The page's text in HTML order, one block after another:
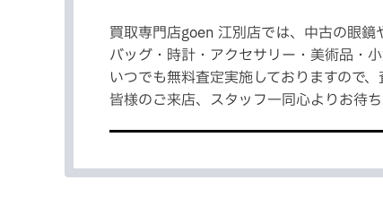
買取専門店goen 江別店では、中古の眼鏡
バッグ・時計・アクセサリー・美術品・
いつでも無料査定実施しておりますので
皆様のご来店、スタッフ一同心よりお待